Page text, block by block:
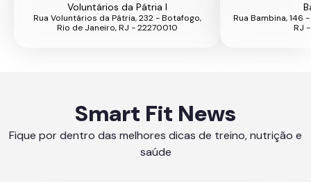
Voluntários da Pátria I
Rua Voluntários da Pátria, 232 - Botafogo,
Rio de Janeiro, RJ - 22270010
Rua Bambina, 146
RJ
Smart Fit News
Fique por dentro das melhores dicas de treino, nutrição e
saúde